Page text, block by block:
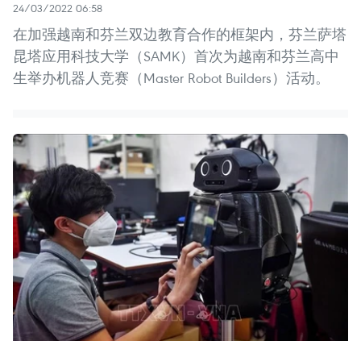
24/03/2022 06:58
在加强越南和芬兰双边教育合作的框架内，芬兰萨塔
昆塔应用科技大学（SAMK）首次为越南和芬兰高中
生举办机器人竞赛（Master Robot Builders）活动。